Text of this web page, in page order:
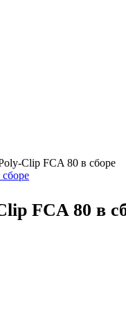
Clip FCA 80 в сборе
FCA 80 в